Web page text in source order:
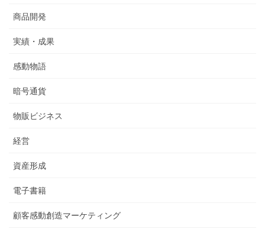
商品開発
実績・成果
感動物語
暗号通貨
物販ビジネス
経営
資産形成
電子書籍
顧客感動創造マーケティング